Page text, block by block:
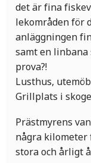
det är fina
lekområden för
anläggningen
samt en linbana
prova?!
Lusthus,
Grillplats i
Prästmyrens
några kilometer
stora och årligt